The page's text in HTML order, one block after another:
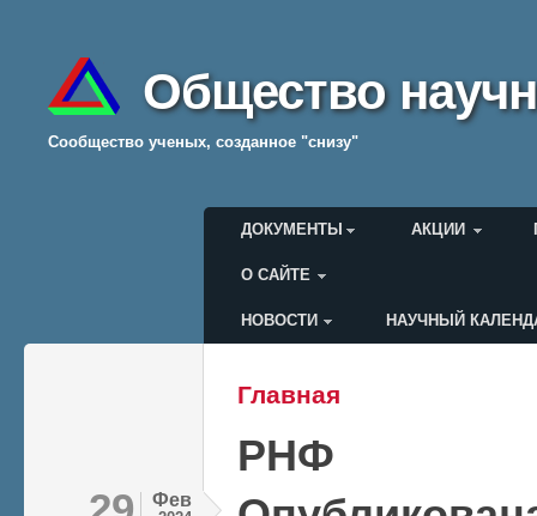
Общество
Cообщество ученых, созданное "снизу"
Главное меню
ДОКУМЕНТЫ АКЦИИ
О САЙТЕ
Меню пользователя
НОВОСТИ НАУЧНЫЙ
Вы здесь
Главная
РНФ
Фев